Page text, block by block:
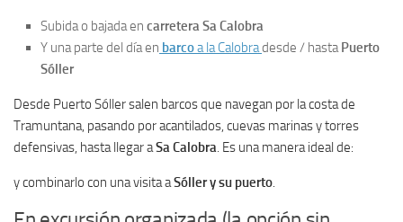
Subida o bajada en carretera Sa Calobra
Y una parte del día en barcoa la Calobradesde / hastaPuerto
Sóller
Desde Puerto Sóller salen barcos que navegan por la costa de
Tramuntana, pasando por acantilados, cuevas marinas y torres
defensivas, hasta llegar aSa Calobra. Es una manera ideal de:
y combinarlo con una visita aSóller y su puerto.